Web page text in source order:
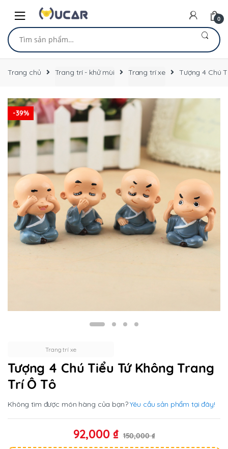
navigation
content
0
Tìm
kiếm:
Trang chủ Trang trí - khử mùi Trang trí xe Tượng 4 Chú
-39%
Trang trí xe
Tượng 4 Chú Tiểu Tứ Không Trang
Trí Ô Tô
Không tìm được món hàng của bạn?Yêu cầu sản phẩm tại đây!
92,000 ₫ 150,000₫